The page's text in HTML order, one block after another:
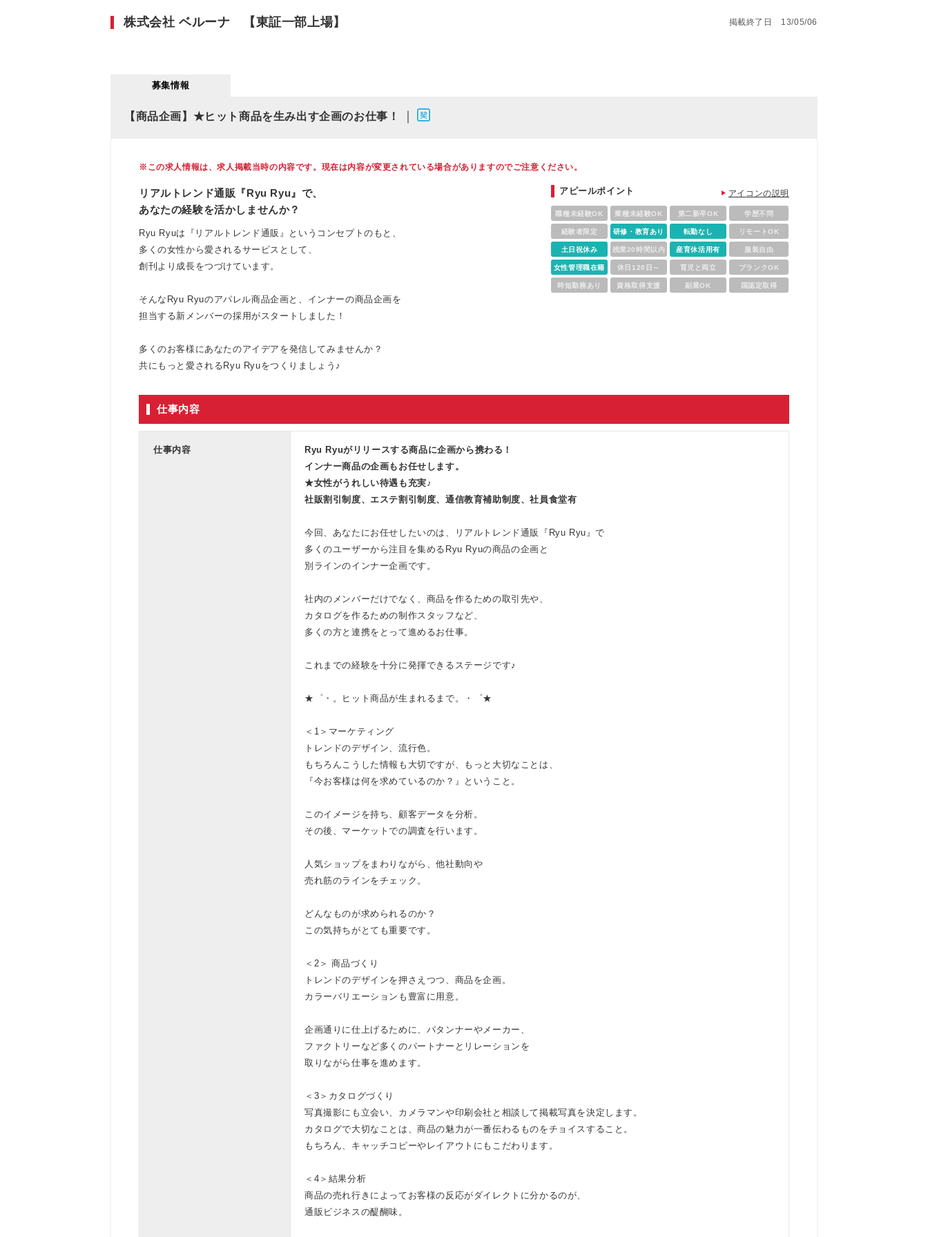
株式会社 ベルーナ 【東証一部上場】 掲載終了日 13/05/06
募集情報
【商品企画】★ヒット商品を生み出す企画のお仕事！
※この求人情報は、求人掲載当時の内容です。現在は内容が変更されている場合がありますのでご注意ください。
リアルトレンド通販『Ryu Ryu』で、
あなたの経験を活かしませんか？
Ryu Ryuは『リアルトレンド通販』というコンセプトのもと、
多くの女性から愛されるサービスとして、
創刊より成長をつづけています。
そんなRyu Ryuのアパレル商品企画と、インナーの商品企画を
担当する新メンバーの採用がスタートしました！
多くのお客様にあなたのアイデアを発信してみませんか？
共にもっと愛されるRyu Ryuをつくりましょう♪
アピールポイント アイコンの説明
職種未経験OK 業種未経験OK 第二新卒OK 学歴不問
経験者限定 研修・教育あり 転勤なし リモートOK
土日祝休み 残業20時間以内 産育休活用有 服装自由
女性管理職在籍 休日120日～ 育児と両立 ブランクOK
時短勤務あり 資格取得支援 副業OK 国認定取得
仕事内容
仕事内容
Ryu Ryuがリリースする商品に企画から携わる！
インナー商品の企画もお任せします。
★女性がうれしい待遇も充実♪
社販割引制度、エステ割引制度、通信教育補助制度、社員食堂有
今回、あなたにお任せしたいのは、リアルトレンド通販『Ryu Ryu』で
多くのユーザーから注目を集めるRyu Ryuの商品の企画と
別ラインのインナー企画です。
社内のメンバーだけでなく、商品を作るための取引先や、
カタログを作るための制作スタッフなど、
多くの方と連携をとって進めるお仕事。
これまでの経験を十分に発揮できるステージです♪
★゜・。ヒット商品が生まれるまで。・゜★
＜1＞マーケティング
トレンドのデザイン、流行色。
もちろんこうした情報も大切ですが、もっと大切なことは、
『今お客様は何を求めているのか？』ということ。
このイメージを持ち、顧客データを分析。
その後、マーケットでの調査を行います。
人気ショップをまわりながら、他社動向や
売れ筋のラインをチェック。
どんなものが求められるのか？
この気持ちがとても重要です。
＜2＞ 商品づくり
トレンドのデザインを押さえつつ、商品を企画。
カラーバリエーションも豊富に用意。
企画通りに仕上げるために、パタンナーやメーカー、
ファクトリーなど多くのパートナーとリレーションを
取りながら仕事を進めます。
＜3＞カタログづくり
写真撮影にも立会い、カメラマンや印刷会社と相談して掲載写真を決定します。
カタログで大切なことは、商品の魅力が一番伝わるものをチョイスすること。
もちろん、キャッチコピーやレイアウトにもこだわります。
＜4＞結果分析
商品の売れ行きによってお客様の反応がダイレクトに分かるのが、
通販ビジネスの醍醐味。